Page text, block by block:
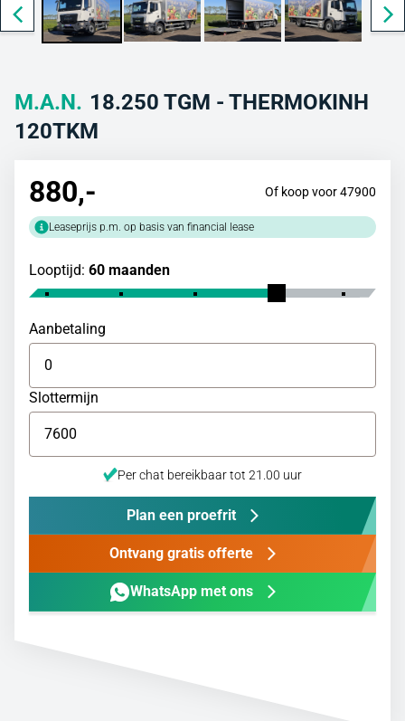
M.A.N. 18.250 TGM - THERMOKINH
120TKM
880,- Of koop voor 47900
Leaseprijs p.m. op basis van financial lease
Looptijd: 60 maanden
Aanbetaling
Slottermijn
Per chat bereikbaar tot 21.00 uur
Plan een proefrit
Ontvang gratis offerte
WhatsApp met ons